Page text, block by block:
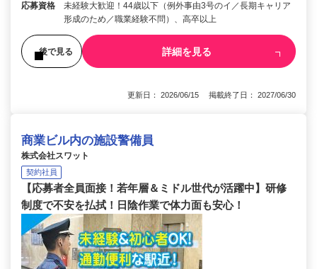
応募資格
未経験大歓迎！44歳以下（例外事由3号のイ／長期キャリア
形成のため／職業経験不問）、高卒以上
後で見る 詳細を見る
更新日： 2026/06/15 掲載終了日： 2027/06/30
商業ビル内の施設警備員
株式会社スワット
契約社員
【応募者全員面接！若年層＆ミドル世代が活躍中】研修
制度で不安を払拭！日陰作業で体力面も安心！